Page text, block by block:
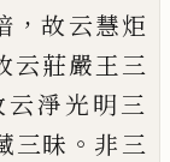
， 故云慧炬
云莊嚴王三
云淨光明三
三昧 。 非三